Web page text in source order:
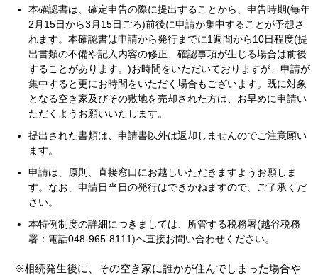
本確認書は、確定申告の際に提出することから、申告時期(毎年
2月15日から3月15日ごろ)前後に申請が集中することが予想さ
れます。本確認書は申請から発行までに1週間から10日程度(提
出書類の不備や記入内容の修正、確認事項が生じる場合は前後
することがあります。)お時間をいただいておりますが、申請が
集中すると更にお時間をいただく場合もございます。既に対象
となる空き家及びその敷地を売却された方は、お早めに申請い
ただくようお願いいたします。
提出された書類は、申請書以外は返却しませんのでご注意願い
ます。
申請は、原則、直接窓口にお越しいただきますようお願しま
す。なお、申請日当日の発行はできかねますので、ご了承くだ
さい。
本特例制度の詳細につきましては、所管する税務署(越谷税務
署：電話048‐965‐8111)へ直接お問い合わせください。
※相続発生後に、その空き家に誰かが住んでしまった場合や